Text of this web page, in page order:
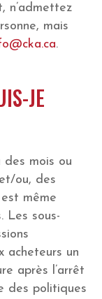
n’admettez
mais
.
JE
mois ou
ou, des
même
Les sous-
acheteurs un
après l’arrêt
des politiques